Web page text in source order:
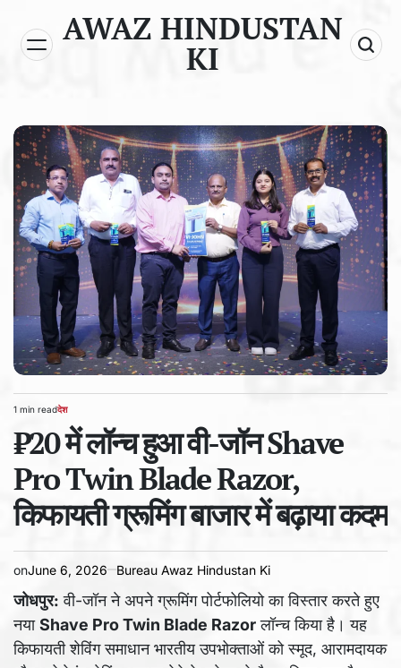
content
AWAZ HINDUSTAN
KI
Estimated
time
1 min readPOSTED
देश
₹20 में लॉन्च हुआ वी-जॉन Shave
Pro Twin Blade Razor,
किफायती ग्रूमिंग बाजार में बढ़ाया कदम
onJune 6, 2026 Bureau Awaz Hindustan Ki
जोधपुर: वी-जॉन ने अपने ग्रूमिंग पोर्टफोलियो का विस्तार करते हुए
नयाShave Pro Twin Blade Razorलॉन्च किया है। यह
किफायती शेविंग समाधान भारतीय उपभोक्ताओं को स्मूद, आरामदायक